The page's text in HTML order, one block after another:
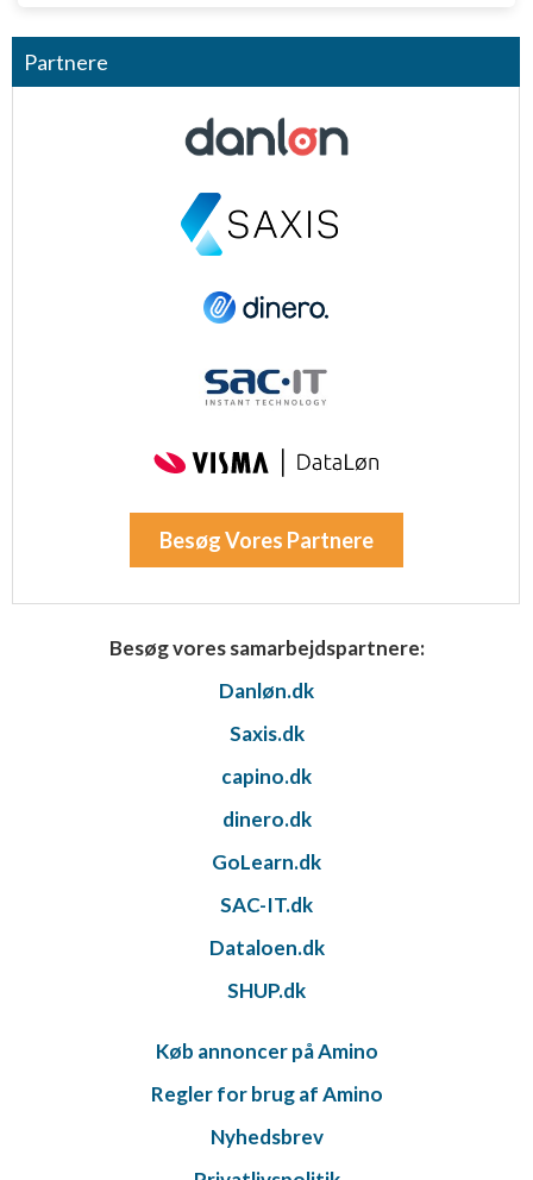
Partnere
Besøg Vores Partnere
Besøg vores samarbejdspartnere:
Danløn.dk
Saxis.dk
capino.dk
dinero.dk
GoLearn.dk
SAC-IT.dk
Dataloen.dk
SHUP.dk
Køb annoncer på Amino
Regler for brug af Amino
Nyhedsbrev